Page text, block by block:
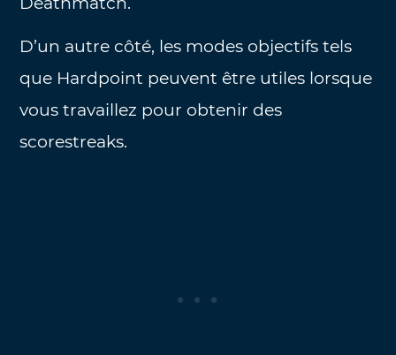
D’un autre côté, les modes objectifs tels
que Hardpoint peuvent être utiles lorsque
vous travaillez pour obtenir des
scorestreaks.